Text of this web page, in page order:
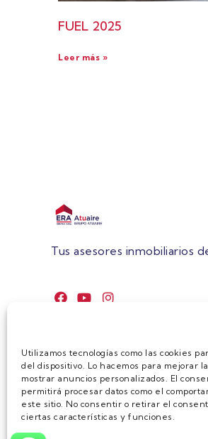
Utilizamos tecnologías como las cookies
del dispositivo. Lo hacemos para mejorar
mostrar anuncios personalizados. El
permitirá procesar datos como el
este sitio. No consentir o retirar el
ciertas características y funciones.
FUEL 2025
Leer más »
Tus asesores inmobiliarios